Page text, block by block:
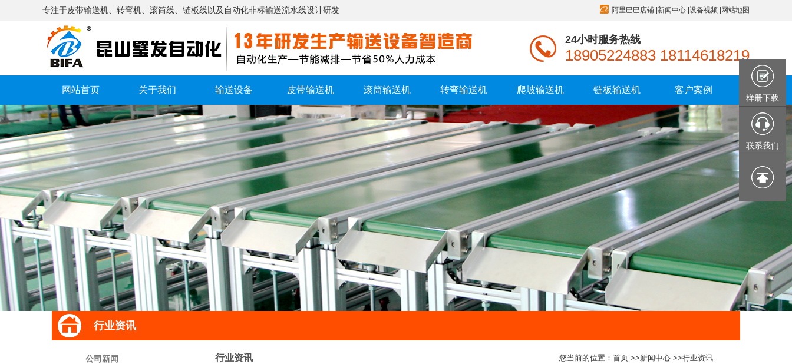
专注于皮带输送机、转弯机、滚筒线、链板线以及自动化非标输送流水线设计研发 阿里巴巴店铺 新闻中心 设备视频 网站地图
24小时服务热线
18905224883 18114618219
网站首页 关于我们 输送设备 皮带输送机 滚筒输送机 转弯输送机 爬坡输送机 链板输送机 客户案例
行业资讯
公司新闻 行业资讯 您当前的位置： 首页 >>新闻中心 >>行业资讯
样册下载
联系我们